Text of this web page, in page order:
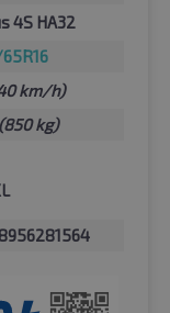
4S HA32
km/h)
(850 kg)